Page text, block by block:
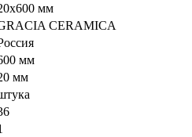
мм
CERAMICA
мм
мм